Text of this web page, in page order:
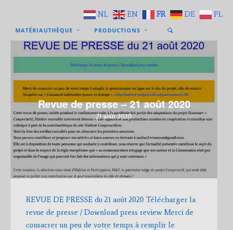
MATÉRIAUTHÈQUE PRODUCTIONS
Revue de presse – 21 août 2020
21 août 2020
REVUE DE PRESSE du 21 août 2020 Télécharger la
revue de presse / Download press review Merci de
consacrer un peu de votre temps à remplir le
NL EN FR DE PL